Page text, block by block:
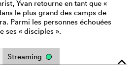
Yvan retourne en tant que «
le plus grand des camps de
Parmi les personnes échouées
ses « disciples ».
o
Streaming